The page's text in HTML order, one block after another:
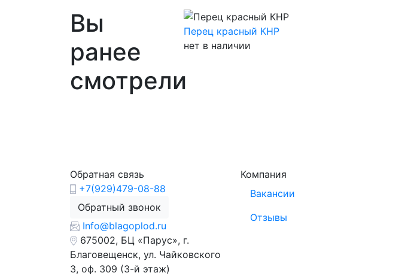
Вы
ранее
смотрели
Перец красный КНР
нет в наличии
Обратная связь
+7(929)479-08-88
Обратный звонок
Info@blagoplod.ru
675002, БЦ «Парус», г.
Благовещенск, ул. Чайковского
3, оф. 309 (3-й этаж)
Компания
Вакансии
Отзывы